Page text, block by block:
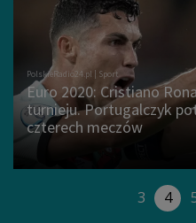
Euro 2020: Cristiano
turnieju. Portugalczyk
czterech meczów
3 4